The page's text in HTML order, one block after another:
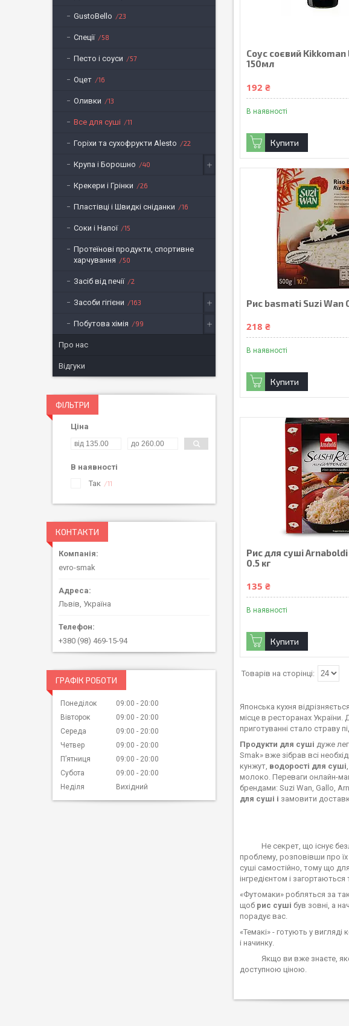
Соус соєвий
150мл
192 ₴
В наявності
Купити
Рис basmati Suzi Wan
218 ₴
В наявності
Купити
Рис для суші
0.5 кг
135 ₴
В наявності
Купити
Японська кухня
місце в ресторанах України.
приготуванні стало страву
Продукти для суші дуже
Smak» вже зібрав всі
кунжут, водорості для суші
молоко. Переваги онлайн-
брендами: Suzi Wan, Gallo,
для суші і замовити
Не секрет, що існує
проблему, розповівши про
суші самостійно, тому що
інгредієнтом і
«Футомаки» робляться за
щоб рис суші був зовні, а
порадує вас.
«Темакі» - готують у
і начинку.
Якщо ви вже знаєте, яке
доступною ціною.
GustoBello 23
Спеції 58
Песто і соуси 57
Оцет 16
Оливки 13
Все для суші 11
Горіхи та сухофрукти Alesto 22
Крупа і Борошно 40
Крекери і Грінки 26
Пластівці і Швидкі сніданки 16
Соки і Напої 15
Протеїнові продукти, спортивне
харчування
50
Засіб від печії 2
Засоби гігієни 163
Побутова хімія 99
Про нас
Відгуки
ФІЛЬТРИ
Ціна
В наявності
Так
11
КОНТАКТИ
evro-smak
Львів, Україна
+380 (98) 469-15-94
ГРАФІК РОБОТИ
Понеділок 09:00
20:00
Вівторок
09:00
20:00
Середа
09:00
20:00
Четвер
09:00
20:00
Пʼятниця
09:00
20:00
Субота
09:00
20:00
Неділя
Вихідний